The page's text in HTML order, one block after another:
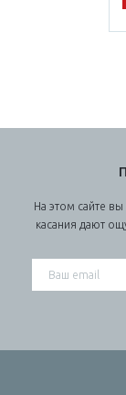
На этом сайте
касания дают